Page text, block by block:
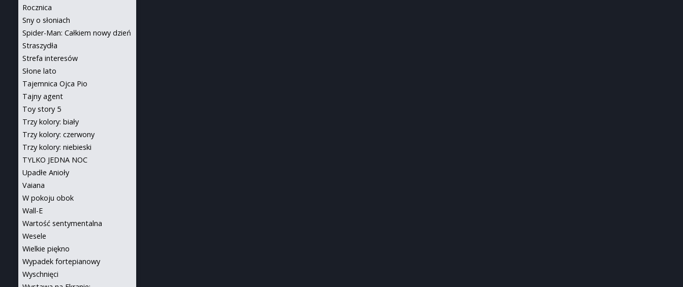
Rocznica
Sny o słoniach
Spider-Man: Całkiem nowy dzień
Straszydła
Strefa interesów
Słone lato
Tajemnica Ojca Pio
Tajny agent
Toy story 5
Trzy kolory: biały
Trzy kolory: czerwony
Trzy kolory: niebieski
TYLKO JEDNA NOC
Upadłe Anioły
Vaiana
W pokoju obok
Wall-E
Wartość sentymentalna
Wesele
Wielkie piękno
Wypadek fortepianowy
Wyschnięci